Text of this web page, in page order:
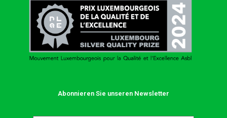
Abonnieren Sie unseren Newsletter